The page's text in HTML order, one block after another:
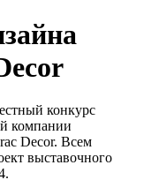
конкурс
компании
Decor. Всем
выставочного